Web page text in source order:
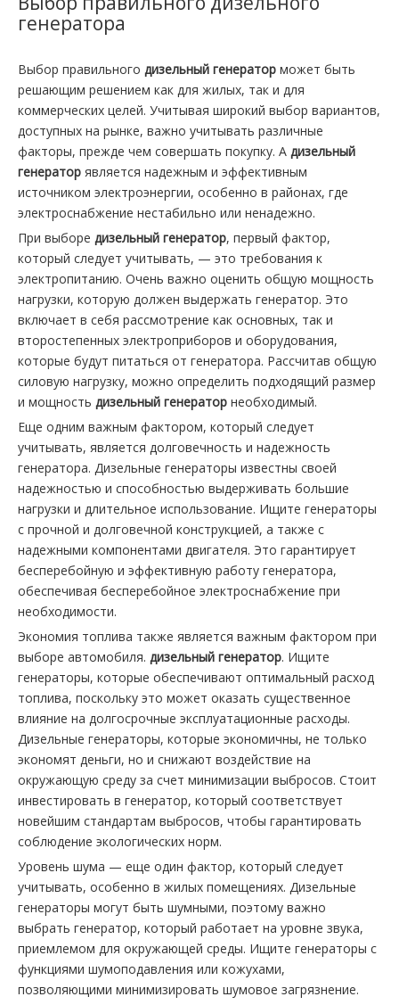
генератора
Выбор правильного дизельный генератор может быть
решающим решением как для жилых, так и для
коммерческих целей. Учитывая широкий выбор вариантов,
доступных на рынке, важно учитывать различные
факторы, прежде чем совершать покупку. А дизельный
генератор является надежным и эффективным
источником электроэнергии, особенно в районах, где
электроснабжение нестабильно или ненадежно.
При выборе дизельный генератор, первый фактор,
который следует учитывать, — это требования к
электропитанию. Очень важно оценить общую мощность
нагрузки, которую должен выдержать генератор. Это
включает в себя рассмотрение как основных, так и
второстепенных электроприборов и оборудования,
которые будут питаться от генератора. Рассчитав общую
силовую нагрузку, можно определить подходящий размер
и мощность дизельный генератор необходимый.
Еще одним важным фактором, который следует
учитывать, является долговечность и надежность
генератора. Дизельные генераторы известны своей
надежностью и способностью выдерживать большие
нагрузки и длительное использование. Ищите генераторы
с прочной и долговечной конструкцией, а также с
надежными компонентами двигателя. Это гарантирует
бесперебойную и эффективную работу генератора,
обеспечивая бесперебойное электроснабжение при
необходимости.
Экономия топлива также является важным фактором при
выборе автомобиля. дизельный генератор. Ищите
генераторы, которые обеспечивают оптимальный расход
топлива, поскольку это может оказать существенное
влияние на долгосрочные эксплуатационные расходы.
Дизельные генераторы, которые экономичны, не только
экономят деньги, но и снижают воздействие на
окружающую среду за счет минимизации выбросов. Стоит
инвестировать в генератор, который соответствует
новейшим стандартам выбросов, чтобы гарантировать
соблюдение экологических норм.
Уровень шума — еще один фактор, который следует
учитывать, особенно в жилых помещениях. Дизельные
генераторы могут быть шумными, поэтому важно
выбрать генератор, который работает на уровне звука,
приемлемом для окружающей среды. Ищите генераторы с
функциями шумоподавления или кожухами,
позволяющими минимизировать шумовое загрязнение.